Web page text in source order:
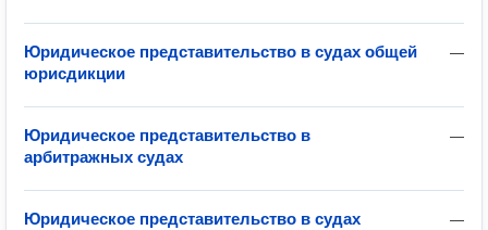
—
Юридическое представительство в судах общей
юрисдикции
—
Юридическое представительство в
арбитражных судах
—
Юридическое представительство в судах